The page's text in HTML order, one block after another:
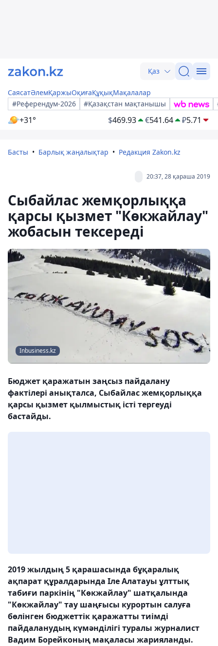
Қаз
СаясатӘлемҚаржыОқиғаҚұқықМақалалар
#Референдум-2026
#Қазақстан мақтанышы
+31° $469.93 €541.64 ₽5.71
Басты Барлық жаңалықтар Редакция Zakon.kz
20:37, 28 қараша 2019
Сыбайлас жемқорлыққа
қарсы қызмет "Көкжайлау"
жобасын тексереді
Inbusiness.kz
Бюджет қаражатын заңсыз пайдалану
фактілері анықталса, Сыбайлас жемқорлыққа
қарсы қызмет қылмыстық істі тергеуді
бастайды.
2019 жылдың 5 қарашасында бұқаралық
ақпарат құралдарында Іле Алатауы ұлттық
табиғи паркінің "Көкжайлау" шатқалында
"Көкжайлау" тау шаңғысы курортын салуға
бөлінген бюджеттік қаражатты тиімді
пайдаланудың күмәнділігі туралы журналист
Вадим Борейконың мақаласы жарияланды.